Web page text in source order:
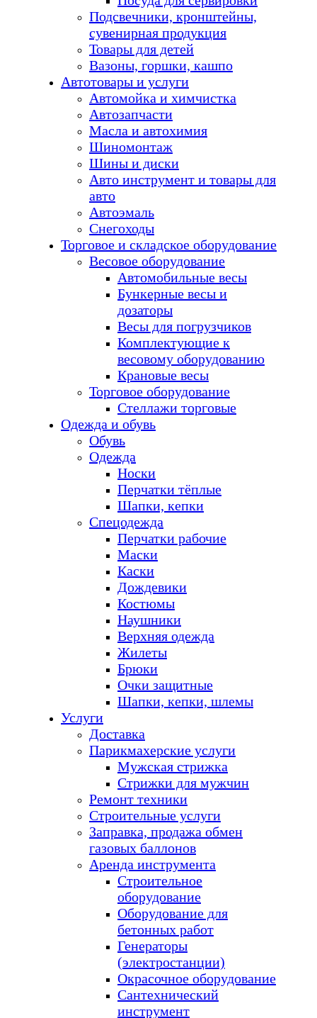
Подсвечники, кронштейны,
сувенирная продукция
Товары для детей
Вазоны, горшки, кашпо
Автотовары и услуги
Автомойка и химчистка
Автозапчасти
Масла и автохимия
Шиномонтаж
Шины и диски
Авто инструмент и товары для
авто
Автоэмаль
Снегоходы
Торговое и складское оборудование
Весовое оборудование
Автомобильные весы
Бункерные весы и
дозаторы
Весы для погрузчиков
Комплектующие к
весовому оборудованию
Крановые весы
Торговое оборудование
Стеллажи торговые
Одежда и обувь
Обувь
Одежда
Носки
Перчатки тёплые
Шапки, кепки
Спецодежда
Перчатки рабочие
Маски
Каски
Дождевики
Костюмы
Наушники
Верхняя одежда
Жилеты
Брюки
Очки защитные
Шапки, кепки, шлемы
Услуги
Доставка
Парикмахерские услуги
Мужская стрижка
Стрижки для мужчин
Ремонт техники
Строительные услуги
Заправка, продажа обмен
газовых баллонов
Аренда инструмента
Строительное
оборудование
Оборудование для
бетонных работ
Генераторы
(электростанции)
Окрасочное оборудование
Сантехнический
инструмент